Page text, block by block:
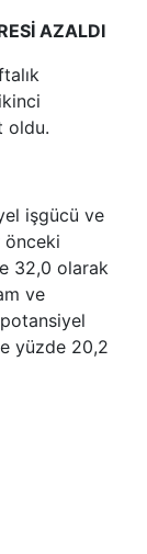
AZALDI
oldu.
işgücü ve
önceki
32,0 olarak
ve
yüzde 20,2